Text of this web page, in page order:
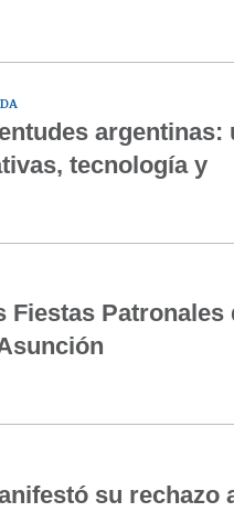
argentinas:
tecnología y
Fiestas Patronales
su rechazo